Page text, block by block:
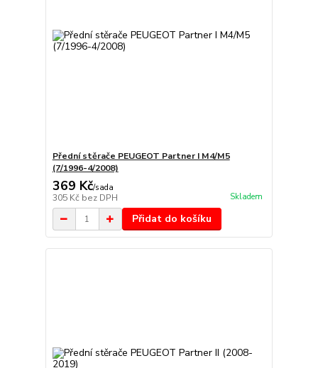
Přední stěrače PEUGEOT Partner I M4/M5
(7/1996-4/2008)
369 Kč/sada
305 Kč bez DPH Skladem
Přidat do košíku